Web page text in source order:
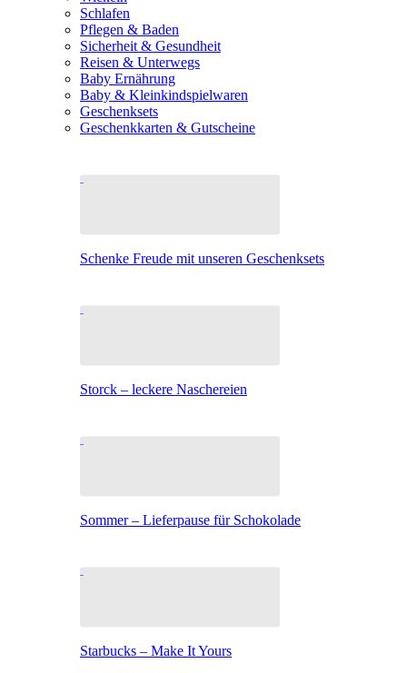
Schlafen
Pflegen & Baden
Sicherheit & Gesundheit
Reisen & Unterwegs
Baby Ernährung
Baby & Kleinkindspielwaren
Geschenksets
Geschenkkarten & Gutscheine
Schenke Freude mit unseren Geschenksets
Storck – leckere Naschereien
Sommer – Lieferpause für Schokolade
Starbucks – Make It Yours